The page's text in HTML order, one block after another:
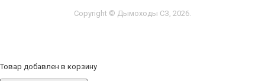
Copyright © Дымоходы СЗ, 2026.
Товар добавлен в корзину